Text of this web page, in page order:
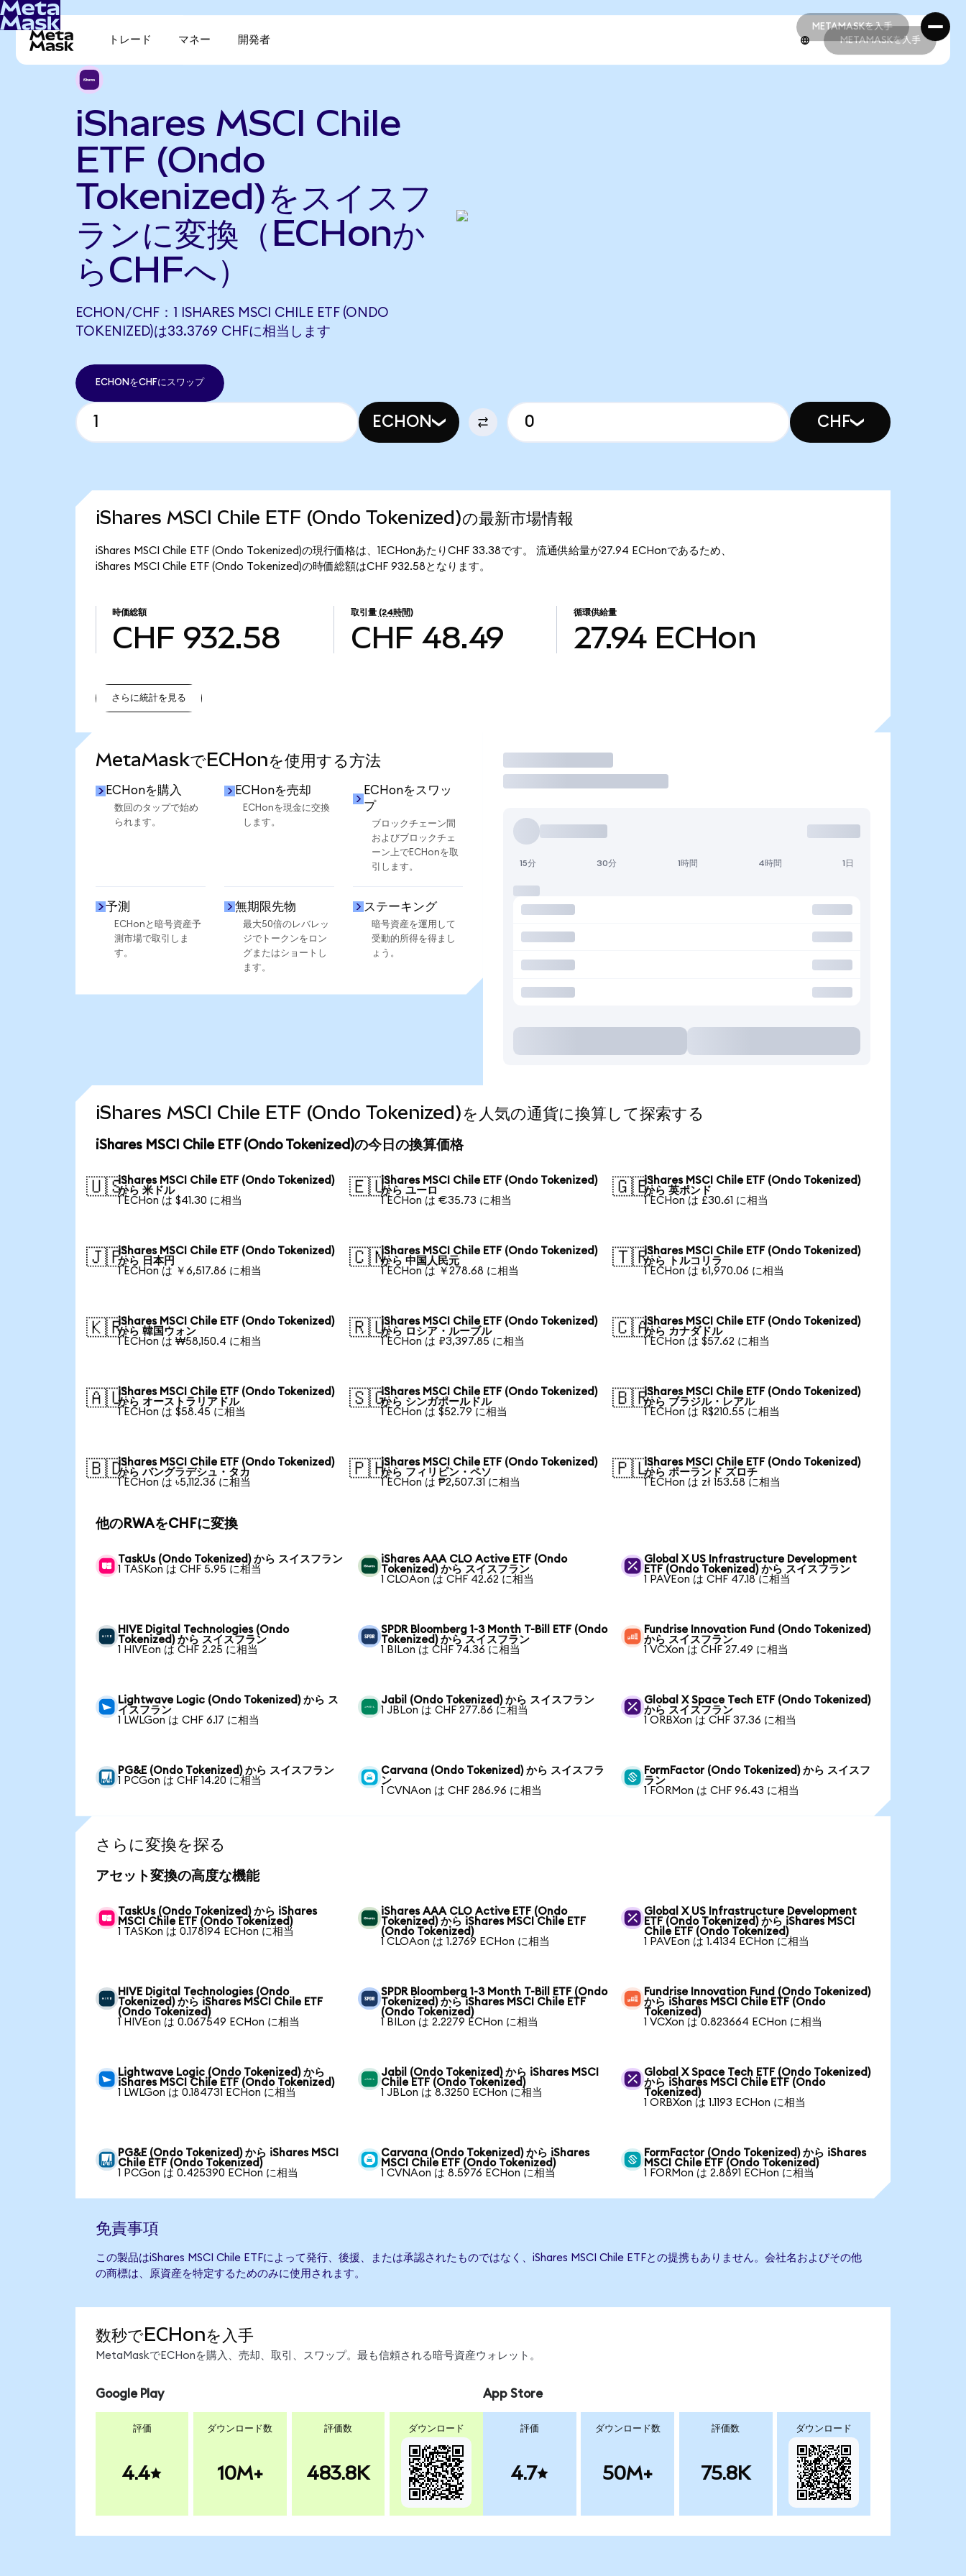
METAMASKを入手
METAMASKを入手
トレード マネー 開発者 METAMASKを入手
iShares MSCI Chile
ETF (Ondo
Tokenized)をスイスフ
ランに変換（ECHonか
らCHFへ）
ECHON/CHF：1 ISHARES MSCI CHILE ETF (ONDO
TOKENIZED)は33.3769 CHFに相当します
ECHONをCHFにスワップ
ECHON CHF
iShares MSCI Chile ETF (Ondo Tokenized)の最新市場情報
iShares MSCI Chile ETF (Ondo Tokenized)の現行価格は、1ECHonあたりCHF 33.38です。 流通供給量が27.94 ECHonであるため、
iShares MSCI Chile ETF (Ondo Tokenized)の時価総額はCHF 932.58となります。
時価総額
CHF 932.58
取引量 (24時間)
CHF 48.49
循環供給量
27.94 ECHon
さらに統計を見る
MetaMaskでECHonを使用する方法
ECHonを購入
数回のタップで始め
られます。
ECHonを売却
ECHonを現金に交換
します。
ECHonをスワッ
プ
ブロックチェーン間
およびブロックチェ
ーン上でECHonを取
引します。
予測
ECHonと暗号資産予
測市場で取引しま
す。
無期限先物
最大50倍のレバレッ
ジでトークンをロン
グまたはショートし
ます。
ステーキング
暗号資産を運用して
受動的所得を得まし
ょう。
取引
15分 30分 1時間 4時間 1日
iShares MSCI Chile ETF (Ondo Tokenized)を人気の通貨に換算して探索する
iShares MSCI Chile ETF (Ondo Tokenized)の今日の換算価格
🇺🇸iShares MSCI Chile ETF (Ondo Tokenized)
から 米ドル
1 ECHon は $41.30 に相当
🇪🇺iShares MSCI Chile ETF (Ondo Tokenized)
から ユーロ
1 ECHon は €35.73 に相当
🇬🇧iShares MSCI Chile ETF (Ondo Tokenized)
から 英ポンド
1 ECHon は £30.61 に相当
🇯🇵iShares MSCI Chile ETF (Ondo Tokenized)
から 日本円
1 ECHon は ￥6,517.86 に相当
🇨🇳iShares MSCI Chile ETF (Ondo Tokenized)
から 中国人民元
1 ECHon は ￥278.68 に相当
🇹🇷iShares MSCI Chile ETF (Ondo Tokenized)
から トルコリラ
1 ECHon は ₺1,970.06 に相当
🇰🇷iShares MSCI Chile ETF (Ondo Tokenized)
から 韓国ウォン
1 ECHon は ₩58,150.4 に相当
🇷🇺iShares MSCI Chile ETF (Ondo Tokenized)
から ロシア・ルーブル
1 ECHon は ₽3,397.85 に相当
🇨🇦iShares MSCI Chile ETF (Ondo Tokenized)
から カナダドル
1 ECHon は $57.62 に相当
🇦🇺iShares MSCI Chile ETF (Ondo Tokenized)
から オーストラリアドル
1 ECHon は $58.45 に相当
🇸🇬iShares MSCI Chile ETF (Ondo Tokenized)
から シンガポールドル
1 ECHon は $52.79 に相当
🇧🇷iShares MSCI Chile ETF (Ondo Tokenized)
から ブラジル・レアル
1 ECHon は R$210.55 に相当
🇧🇩iShares MSCI Chile ETF (Ondo Tokenized)
から バングラデシュ・タカ
1 ECHon は ৳5,112.36 に相当
🇵🇭iShares MSCI Chile ETF (Ondo Tokenized)
から フィリピン・ペソ
1 ECHon は ₱2,507.31 に相当
🇵🇱iShares MSCI Chile ETF (Ondo Tokenized)
から ポーランド ズロチ
1 ECHon は zł 153.58 に相当
他のRWAをCHFに変換
TaskUs (Ondo Tokenized) から スイスフラン
1 TASKon は CHF 5.95 に相当
iShares AAA CLO Active ETF (Ondo
Tokenized) から スイスフラン
1 CLOAon は CHF 42.62 に相当
Global X US Infrastructure Development
ETF (Ondo Tokenized) から スイスフラン
1 PAVEon は CHF 47.18 に相当
HIVE Digital Technologies (Ondo
Tokenized) から スイスフラン
1 HIVEon は CHF 2.25 に相当
SPDR Bloomberg 1-3 Month T-Bill ETF (Ondo
Tokenized) から スイスフラン
1 BILon は CHF 74.36 に相当
Fundrise Innovation Fund (Ondo Tokenized)
から スイスフラン
1 VCXon は CHF 27.49 に相当
Lightwave Logic (Ondo Tokenized) から ス
イスフラン
1 LWLGon は CHF 6.17 に相当
Jabil (Ondo Tokenized) から スイスフラン
1 JBLon は CHF 277.86 に相当
Global X Space Tech ETF (Ondo Tokenized)
から スイスフラン
1 ORBXon は CHF 37.36 に相当
PG&E (Ondo Tokenized) から スイスフラン
1 PCGon は CHF 14.20 に相当
Carvana (Ondo Tokenized) から スイスフラ
ン
1 CVNAon は CHF 286.96 に相当
FormFactor (Ondo Tokenized) から スイスフ
ラン
1 FORMon は CHF 96.43 に相当
さらに変換を探る
アセット変換の高度な機能
TaskUs (Ondo Tokenized) から iShares
MSCI Chile ETF (Ondo Tokenized)
1 TASKon は 0.178194 ECHon に相当
iShares AAA CLO Active ETF (Ondo
Tokenized) から iShares MSCI Chile ETF
(Ondo Tokenized)
1 CLOAon は 1.2769 ECHon に相当
Global X US Infrastructure Development
ETF (Ondo Tokenized) から iShares MSCI
Chile ETF (Ondo Tokenized)
1 PAVEon は 1.4134 ECHon に相当
HIVE Digital Technologies (Ondo
Tokenized) から iShares MSCI Chile ETF
(Ondo Tokenized)
1 HIVEon は 0.067549 ECHon に相当
SPDR Bloomberg 1-3 Month T-Bill ETF (Ondo
Tokenized) から iShares MSCI Chile ETF
(Ondo Tokenized)
1 BILon は 2.2279 ECHon に相当
Fundrise Innovation Fund (Ondo Tokenized)
から iShares MSCI Chile ETF (Ondo
Tokenized)
1 VCXon は 0.823664 ECHon に相当
Lightwave Logic (Ondo Tokenized) から
iShares MSCI Chile ETF (Ondo Tokenized)
1 LWLGon は 0.184731 ECHon に相当
Jabil (Ondo Tokenized) から iShares MSCI
Chile ETF (Ondo Tokenized)
1 JBLon は 8.3250 ECHon に相当
Global X Space Tech ETF (Ondo Tokenized)
から iShares MSCI Chile ETF (Ondo
Tokenized)
1 ORBXon は 1.1193 ECHon に相当
PG&E (Ondo Tokenized) から iShares MSCI
Chile ETF (Ondo Tokenized)
1 PCGon は 0.425390 ECHon に相当
Carvana (Ondo Tokenized) から iShares
MSCI Chile ETF (Ondo Tokenized)
1 CVNAon は 8.5976 ECHon に相当
FormFactor (Ondo Tokenized) から iShares
MSCI Chile ETF (Ondo Tokenized)
1 FORMon は 2.8891 ECHon に相当
免責事項
この製品はiShares MSCI Chile ETFによって発行、後援、または承認されたものではなく、iShares MSCI Chile ETFとの提携もありません。会社名およびその他
の商標は、原資産を特定するためのみに使用されます。
数秒でECHonを入手
MetaMaskでECHonを購入、売却、取引、スワップ。最も信頼される暗号資産ウォレット。
Google Play
評価
4.4
ダウンロード数
10M+
評価数
483.8K
ダウンロード
App Store
評価
4.7
ダウンロード数
50M+
評価数
75.8K
ダウンロード